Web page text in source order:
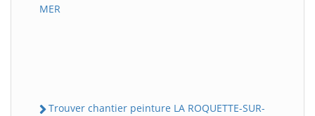
MER
Trouver chantier peinture LA ROQUETTE-SUR-